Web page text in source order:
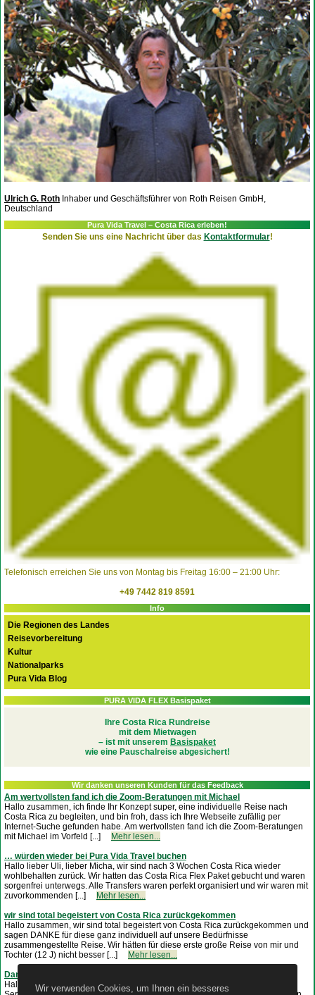
Ulrich G. Roth Inhaber und Geschäftsführer von Roth Reisen GmbH,
Deutschland
Pura Vida Travel – Costa Rica erleben!
Senden Sie uns eine Nachricht über das Kontaktformular!
Telefonisch erreichen Sie uns von Montag bis Freitag 16:00 – 21:00 Uhr:
+49 7442 819 8591
Info
Die Regionen des Landes
Reisevorbereitung
Kultur
Nationalparks
Pura Vida Blog
PURA VIDA FLEX Basispaket
Ihre Costa Rica Rundreise
mit dem Mietwagen
– ist mit unserem Basispaket
wie eine Pauschalreise abgesichert!
Wir danken unseren Kunden für das Feedback
Am wertvollsten fand ich die Zoom-Beratungen mit Michael
Hallo zusammen, ich finde Ihr Konzept super, eine individuelle Reise nach
Costa Rica zu begleiten, und bin froh, dass ich Ihre Webseite zufällig per
Internet-Suche gefunden habe. Am wertvollsten fand ich die Zoom-Beratungen
mit Michael im Vorfeld [...]
Mehr lesen...
… würden wieder bei Pura Vida Travel buchen
Hallo lieber Uli, lieber Micha, wir sind nach 3 Wochen Costa Rica wieder
wohlbehalten zurück. Wir hatten das Costa Rica Flex Paket gebucht und waren
sorgenfrei unterwegs. Alle Transfers waren perfekt organisiert und wir waren mit
zuvorkommenden [...]
Mehr lesen...
wir sind total begeistert von Costa Rica zurückgekommen
Hallo zusammen, wir sind total begeistert von Costa Rica zurückgekommen und
sagen DANKE für diese ganz individuell auf unsere Bedürfnisse
zusammengestellte Reise. Wir hätten für diese erste große Reise von mir und
Tochter (12 J) nicht besser [...]
Mehr lesen...
Dankeschön
Hallo Pura Vida Team, ich will mich ganz herzlich Bedanken für euren tollen
Wir verwenden Cookies, um Ihnen ein besseres